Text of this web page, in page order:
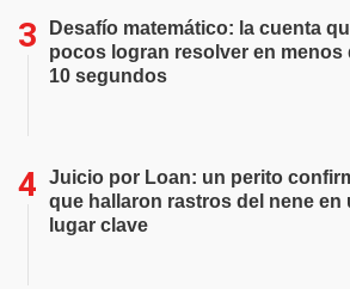
Desafío matemático: la cuenta
pocos logran resolver en menos
10 segundos
Juicio por Loan: un perito
que hallaron rastros del nene en
lugar clave